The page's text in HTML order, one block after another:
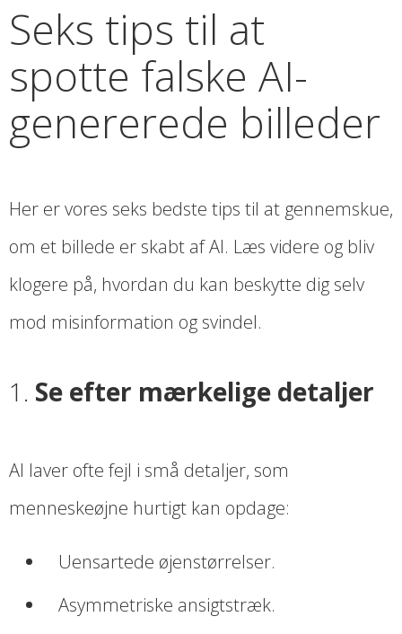
Seks tips til at
spotte falske AI-
genererede billeder
Her er vores seks bedste tips til at gennemskue,
om et billede er skabt af AI. Læs videre og bliv
klogere på, hvordan du kan beskytte dig selv
mod misinformation og svindel.
1. Se efter mærkelige detaljer
AI laver ofte fejl i små detaljer, som
menneskeøjne hurtigt kan opdage:
Uensartede øjenstørrelser.
Asymmetriske ansigtstræk.